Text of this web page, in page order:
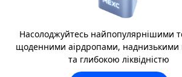
Насолоджуйтесь найпопулярнішими
щоденними аірдропами, наднизькими
та глибокою ліквідністю